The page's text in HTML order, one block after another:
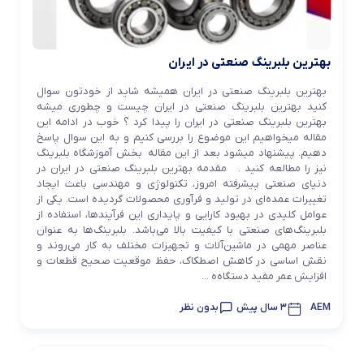
بهترین بلبرینگ صنعتی در ایران
بهترین بلبرینگ صنعتی در ایران همیشه شاید از خودتون سوال
کنید بهترین بلبرینگ صنعتی در ایران چیست و چطوری میشه
بهترین بلبرینگ صنعتی در ایران را پیدا کرد ؟ خوب در ادامه این
مقاله میخواهیم این موضوع را بررسی کنیم و به این سوال پاسخ
دهیم. پیشنهاد میشود بعد از این مقاله بخش آموزشگاه بلبرینگ
نیز را مطالعه کنید . مقدمه بهترین بلبرینگ صنعتی در ایران در
دنیای صنعتی پیشرفته امروز، تکنولوژی و مهندسی باعث ایجاد
تغییرات عمده‌ای در تولید و فرآوری محصولات گردیده است. یکی از
عوامل کلیدی در بهبود کارایی و پایداری این فرآیندها، استفاده از
بلبرینگ‌های صنعتی با کیفیت بالا می‌باشد. بلبرینگ‌ها به عنوان
عناصر مهمی در ماشین‌آلات و تجهیزات مختلف به کار می‌روند و
نقش اساسی در کاهش اصطکاک، حفظ موقعیت صحیح قطعات و
افزایش عمر مفید دستگاه‌ه ...
AEM 3 سال پیش بدون نظر